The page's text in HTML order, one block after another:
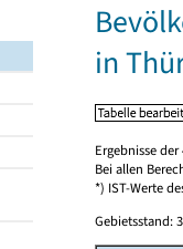
in
Ergebnisse
Bei allen
*) IST-Werte
Gebietsstand: